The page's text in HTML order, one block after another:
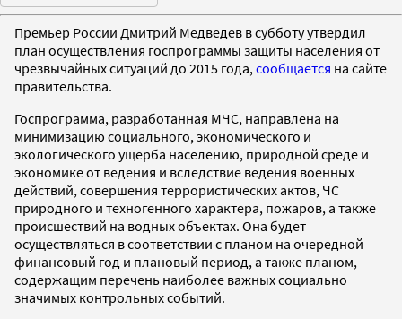
Премьер России Дмитрий Медведев в субботу утвердил
план осуществления госпрограммы защиты населения от
чрезвычайных ситуаций до 2015 года, сообщается на сайте
правительства.
Госпрограмма, разработанная МЧС, направлена на
минимизацию социального, экономического и
экологического ущерба населению, природной среде и
экономике от ведения и вследствие ведения военных
действий, совершения террористических актов, ЧС
природного и техногенного характера, пожаров, а также
происшествий на водных объектах. Она будет
осуществляться в соответствии с планом на очередной
финансовый год и плановый период, а также планом,
содержащим перечень наиболее важных социально
значимых контрольных событий.